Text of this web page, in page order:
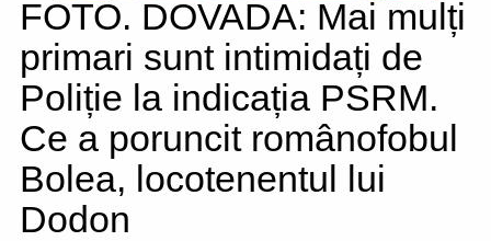
FOTO. DOVADA: Mai mulți
primari sunt intimidați de
Poliție la indicația PSRM.
Ce a poruncit românofobul
Bolea, locotenentul lui
Dodon